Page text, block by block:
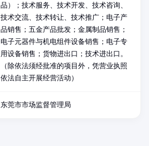
品）；技术服务、技术开发、技术咨询、
技术交流、技术转让、技术推广；电子产
品销售；五金产品批发；金属制品销售；
电子元器件与机电组件设备销售；电子专
用设备销售；货物进出口；技术进出口。
（除依法须经批准的项目外，凭营业执照
依法自主开展经营活动）
东莞市市场监督管理局